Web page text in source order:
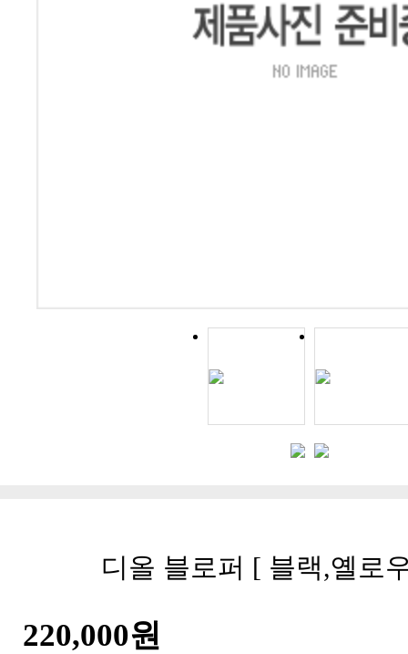
디올 블로퍼 [ 블랙,옐로
220,000원